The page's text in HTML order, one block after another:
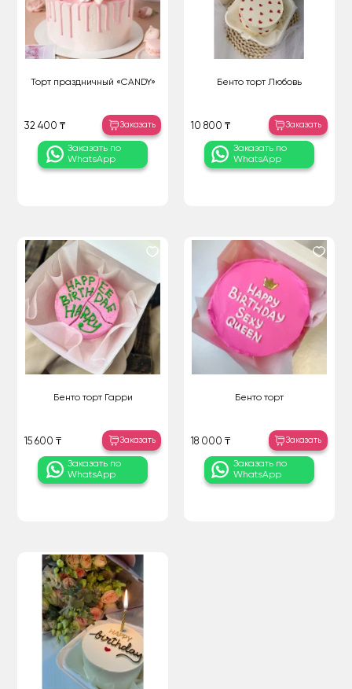
Торт праздничный «CANDY»
32 400 ₸ Заказать
Заказать по
WhatsApp
Бенто торт Любовь
10 800 ₸ Заказать
Заказать по
WhatsApp
Бенто торт Гарри
15 600 ₸ Заказать
Заказать по
WhatsApp
Бенто торт
18 000 ₸ Заказать
Заказать по
WhatsApp